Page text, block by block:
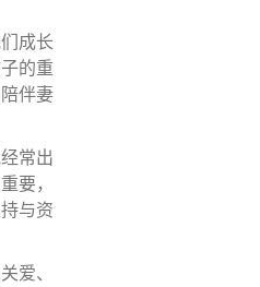
成长
的重
伴妻
常出
要，
与资
爱、